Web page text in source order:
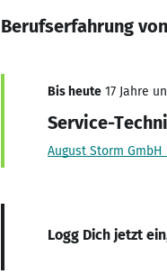
Berufserfahrung
Bis heute 17 Jahre
Service-
August Storm GmbH
Logg Dich jetzt